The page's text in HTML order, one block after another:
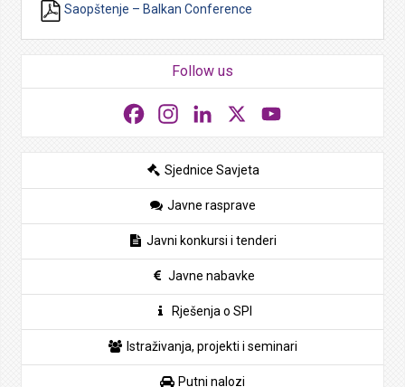
Saopštenje – Balkan Conference
Follow us
FacebookInstagramLinkedIn
Sjednice Savjeta
Javne rasprave
Javni konkursi i tenderi
Javne nabavke
Rješenja o SPI
Istraživanja, projekti i seminari
Putni nalozi